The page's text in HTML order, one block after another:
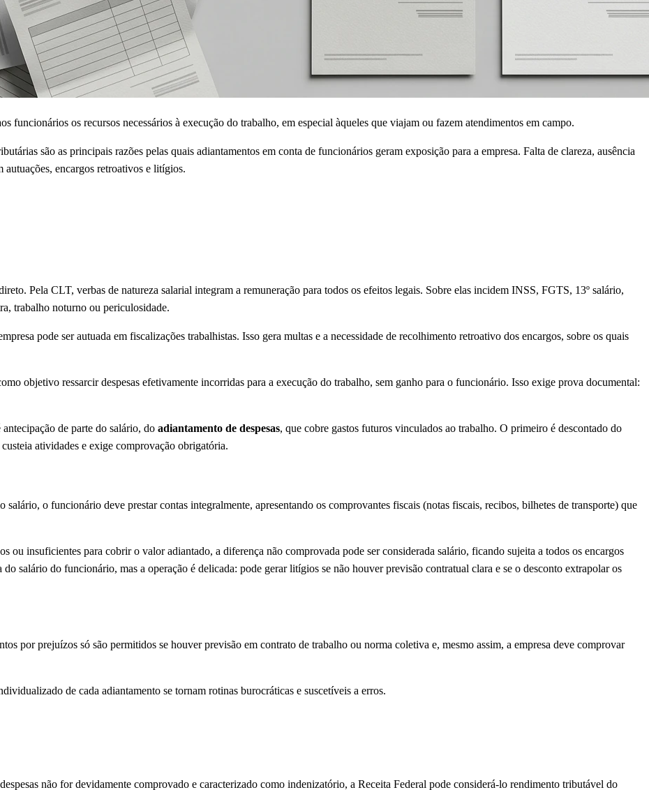
funcionários os recursos necessários à execução do trabalho, em especial àqueles que viajam ou fazem atendimentos em campo.
são as principais razões pelas quais adiantamentos em conta de funcionários geram exposição para a empresa. Falta de clareza, ausência
encargos retroativos e litígios.
Pela CLT, verbas de natureza salarial integram a remuneração para todos os efeitos legais. Sobre elas incidem INSS, FGTS, 13º salário,
trabalho noturno ou periculosidade.
pode ser autuada em fiscalizações trabalhistas. Isso gera multas e a necessidade de recolhimento retroativo dos encargos, sobre os quais
objetivo ressarcir despesas efetivamente incorridas para a execução do trabalho, sem ganho para o funcionário. Isso exige prova documental:
de parte do salário, do adiantamento de despesas, que cobre gastos futuros vinculados ao trabalho. O primeiro é descontado do
atividades e exige comprovação obrigatória.
salário, o funcionário deve prestar contas integralmente, apresentando os comprovantes fiscais (notas fiscais, recibos, bilhetes de transporte) que
ou insuficientes para cobrir o valor adiantado, a diferença não comprovada pode ser considerada salário, ficando sujeita a todos os encargos
salário do funcionário, mas a operação é delicada: pode gerar litígios se não houver previsão contratual clara e se o desconto extrapolar os
por prejuízos só são permitidos se houver previsão em contrato de trabalho ou norma coletiva e, mesmo assim, a empresa deve comprovar
de cada adiantamento se tornam rotinas burocráticas e suscetíveis a erros.
não for devidamente comprovado e caracterizado como indenizatório, a Receita Federal pode considerá-lo rendimento tributável do